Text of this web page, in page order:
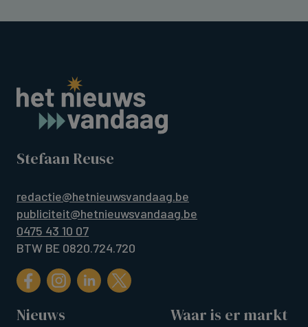
Stefaan Reuse
redactie@hetnieuwsvandaag.be
publiciteit@hetnieuwsvandaag.be
0475 43 10 07
BTW BE 0820.724.720
Nieuws Waar is er markt